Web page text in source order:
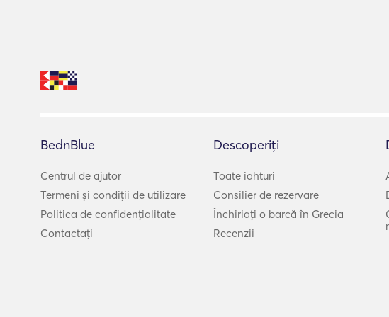
BednBlue
Centrul de ajutor
Termeni și condiții de utilizare
Politica de confidențialitate
Contactați
Descoperiți
Toate iahturi
Consilier de rezervare
Închiriați o barcă în Grecia
Recenzii